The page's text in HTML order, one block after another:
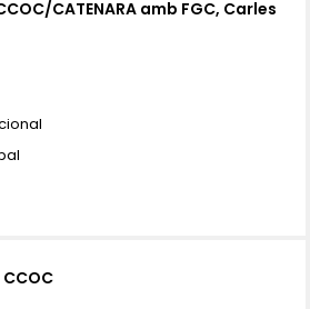
CATENARA amb FGC, Carles